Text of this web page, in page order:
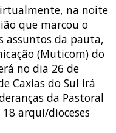
na noite
que marcou o
assuntos da pauta,
(Muticom) do
no dia 26 de
Caxias do Sul irá
da Pastoral
arqui/dioceses